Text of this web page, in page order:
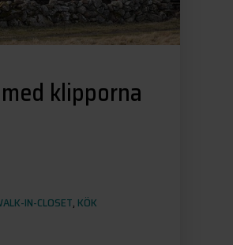
klipporna
IN-CLOSET, KÖK